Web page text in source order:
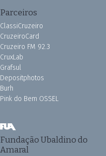
Parceiros
ClassiCruzeiro
CruzeiroCard
Cruzeiro FM 92.3
CruxLab
Grafsul
Depositphotos
Burh
Pink do Bem OSSEL
Fundação Ubaldino do
Amaral